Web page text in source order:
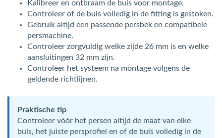
Kalibreer en ontbraam de buis voor montage.
Controleer of de buis volledig in de fitting is gestoken.
Gebruik altijd een passende persbek en compatibele
persmachine.
Controleer zorgvuldig welke zijde 26 mm is en welke
aansluitingen 32 mm zijn.
Controleer het systeem na montage volgens de
geldende richtlijnen.
Praktische tip
Controleer vóór het persen altijd de maat van elke
buis, het juiste persprofiel en of de buis volledig in de